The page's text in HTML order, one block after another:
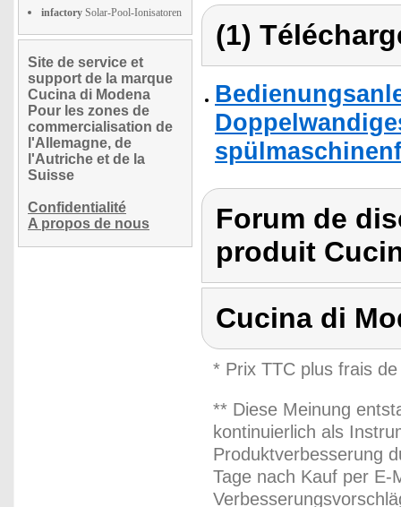
infactory Solar-Pool-Ionisatoren
Site de service et
support de la marque
Cucina di Modena
Pour les zones de
commercialisation de
l'Allemagne, de
l'Autriche et de la
Suisse
Confidentialité
A propos de nous
(1)
Forum de
produit
Cucina di
* Prix TTC plus frais
** Diese Meinung
kontinuierlich als
Produktverbesserung
Tage nach Kauf per E-